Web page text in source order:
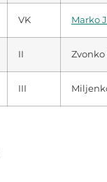
VK Marko
II
III